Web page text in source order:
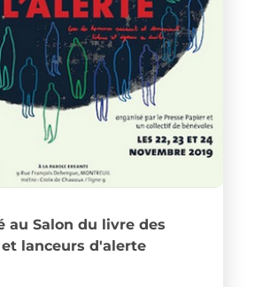
au Salon du livre des
lanceurs d'alerte